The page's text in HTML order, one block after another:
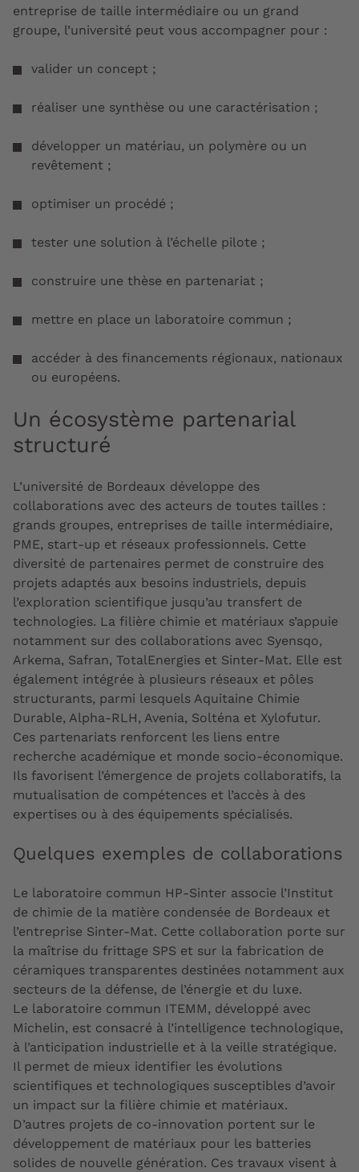
entreprise de taille intermédiaire ou un grand
groupe, l’université peut vous accompagner pour :
valider un concept ;
réaliser une synthèse ou une caractérisation ;
développer un matériau, un polymère ou un
revêtement ;
optimiser un procédé ;
tester une solution à l’échelle pilote ;
construire une thèse en partenariat ;
mettre en place un laboratoire commun ;
accéder à des financements régionaux, nationaux
ou européens.
Un écosystème partenarial
structuré
L’université de Bordeaux développe des
collaborations avec des acteurs de toutes tailles :
grands groupes, entreprises de taille intermédiaire,
PME, start-up et réseaux professionnels. Cette
diversité de partenaires permet de construire des
projets adaptés aux besoins industriels, depuis
l’exploration scientifique jusqu’au transfert de
technologies. La filière chimie et matériaux s’appuie
notamment sur des collaborations avec Syensqo,
Arkema, Safran, TotalEnergies et Sinter-Mat. Elle est
également intégrée à plusieurs réseaux et pôles
structurants, parmi lesquels Aquitaine Chimie
Durable, Alpha-RLH, Avenia, Solténa et Xylofutur.
Ces partenariats renforcent les liens entre
recherche académique et monde socio-économique.
Ils favorisent l’émergence de projets collaboratifs, la
mutualisation de compétences et l’accès à des
expertises ou à des équipements spécialisés.
Quelques exemples de collaborations
Le laboratoire commun HP-Sinter associe l’Institut
de chimie de la matière condensée de Bordeaux et
l’entreprise Sinter-Mat. Cette collaboration porte sur
la maîtrise du frittage SPS et sur la fabrication de
céramiques transparentes destinées notamment aux
secteurs de la défense, de l’énergie et du luxe.
Le laboratoire commun ITEMM, développé avec
Michelin, est consacré à l’intelligence technologique,
à l’anticipation industrielle et à la veille stratégique.
Il permet de mieux identifier les évolutions
scientifiques et technologiques susceptibles d’avoir
un impact sur la filière chimie et matériaux.
D’autres projets de co-innovation portent sur le
développement de matériaux pour les batteries
solides de nouvelle génération. Ces travaux visent à